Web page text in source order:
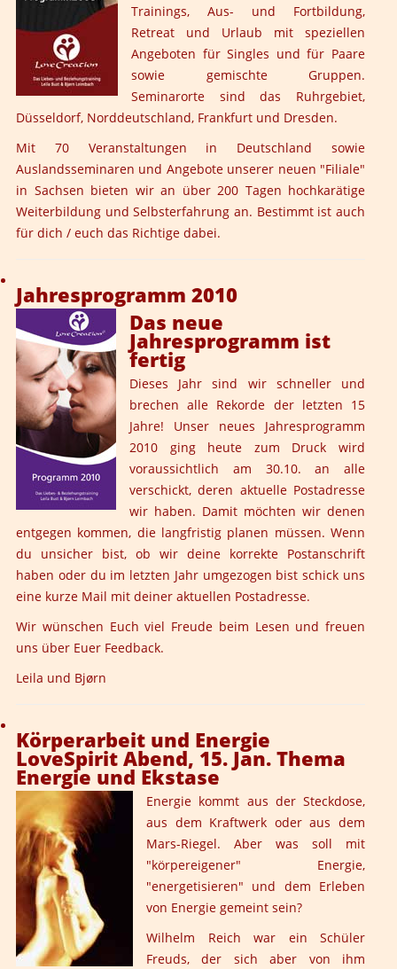
Trainings, Aus- und Fortbildung,
Retreat und Urlaub mit speziellen
Angeboten für Singles und für Paare
sowie gemischte Gruppen.
Seminarorte sind das Ruhrgebiet,
Düsseldorf, Norddeutschland, Frankfurt und Dresden.
Mit 70 Veranstaltungen in Deutschland sowie
Auslandsseminaren und Angebote unserer neuen "Filiale"
in Sachsen bieten wir an über 200 Tagen hochkarätige
Weiterbildung und Selbsterfahrung an. Bestimmt ist auch
für dich / euch das Richtige dabei.
Jahresprogramm 2010
Das neue
Jahresprogramm ist
fertig
Dieses Jahr sind wir schneller und
brechen alle Rekorde der letzten 15
Jahre! Unser neues Jahresprogramm
2010 ging heute zum Druck wird
voraussichtlich am 30.10. an alle
verschickt, deren aktuelle Postadresse
wir haben. Damit möchten wir denen
entgegen kommen, die langfristig planen müssen. Wenn
du unsicher bist, ob wir deine korrekte Postanschrift
haben oder du im letzten Jahr umgezogen bist schick uns
eine kurze Mail mit deiner aktuellen Postadresse.
Wir wünschen Euch viel Freude beim Lesen und freuen
uns über Euer Feedback.
Leila und Bjørn
Körperarbeit und Energie
LoveSpirit Abend, 15. Jan. Thema
Energie und Ekstase
Energie kommt aus der Steckdose,
aus dem Kraftwerk oder aus dem
Mars-Riegel. Aber was soll mit
"körpereigener" Energie,
"energetisieren" und dem Erleben
von Energie gemeint sein?
Wilhelm Reich war ein Schüler
Freuds, der sich aber von ihm